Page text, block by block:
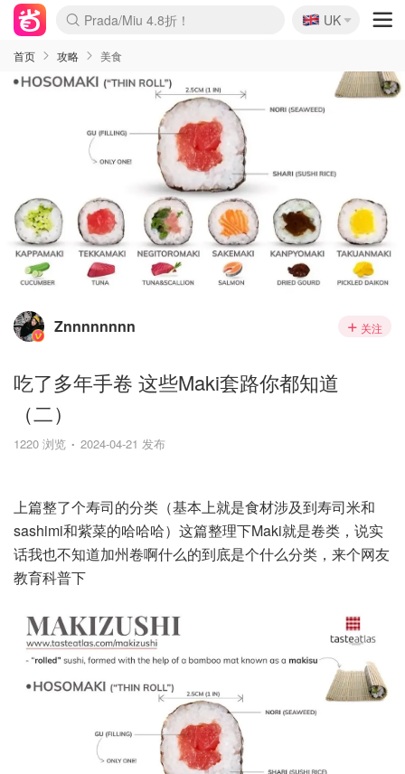
麦卢卡蜂蜜夏促！个位数！
Prada/Miu 4.8折！
啥？必胜客披萨5折！
🇬🇧
UK
首页 攻略 美食
Znnnnnnnn 关注
吃了多年手卷 这些Maki套路你都知道
（二）
1220 浏览 2024-04-21 发布
上篇整了个寿司的分类（基本上就是食材涉及到寿司米和
sashimi和紫菜的哈哈哈）这篇整理下Maki就是卷类，说实
话我也不知道加州卷啊什么的到底是个什么分类，来个网友
教育科普下